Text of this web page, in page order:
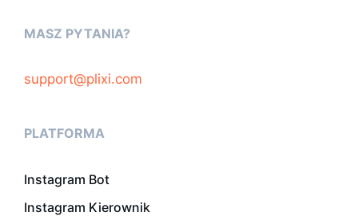
MASZ PYTANIA?
support@plixi.com
PLATFORMA
Instagram Bot
Instagram Kierownik